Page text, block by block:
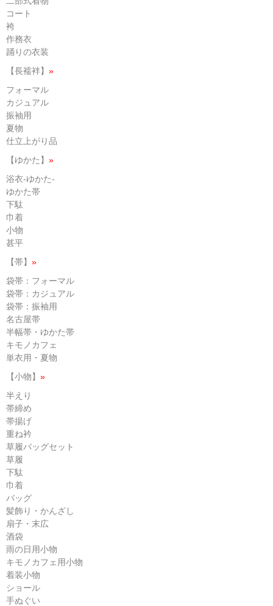
コート
袴
作務衣
踊りの衣装
【長襦袢】 »
フォーマル
カジュアル
振袖用
夏物
仕立上がり品
【ゆかた】 »
浴衣-ゆかた-
ゆかた帯
下駄
巾着
小物
甚平
【帯】 »
袋帯：フォーマル
袋帯：カジュアル
袋帯：振袖用
名古屋帯
半幅帯・ゆかた帯
キモノカフェ
単衣用・夏物
【小物】 »
半えり
帯締め
帯揚げ
重ね衿
草履バッグセット
草履
下駄
巾着
バッグ
髪飾り・かんざし
扇子・末広
酒袋
雨の日用小物
キモノカフェ用小物
着装小物
ショール
手ぬぐい